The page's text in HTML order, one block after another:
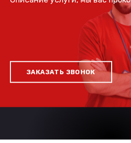
ЗАКАЗАТЬ ЗВОНОК